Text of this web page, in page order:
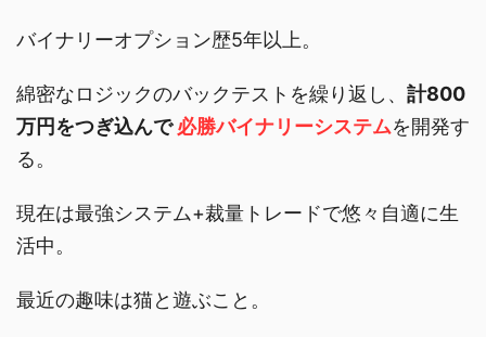
バイナリーオプション歴5年以上。
綿密なロジックのバックテストを繰り返し、 計800
万円をつぎ込んで必勝バイナリーシステムを開発す
る。
現在は最強システム+裁量トレードで悠々自適に生
活中。
最近の趣味は猫と遊ぶこと。